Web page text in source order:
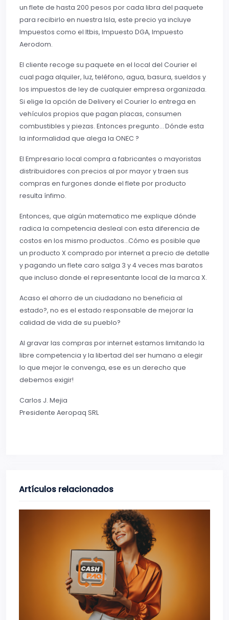
un flete de hasta 200 pesos por cada libra del paquete
para recibirlo en nuestra Isla, este precio ya incluye
Impuestos como el Itbis, Impuesto DGA, Impuesto
Aerodom.
El cliente recoge su paquete en el local del Courier el
cual paga alquiler, luz, teléfono, agua, basura, sueldos y
los impuestos de ley de cualquier empresa organizada.
Si elige la opción de Delivery el Courier lo entrega en
vehículos propios que pagan placas, consumen
combustibles y piezas. Entonces pregunto… Dónde esta
la informalidad que alega la ONEC ?
El Empresario local compra a fabricantes o mayoristas
distribuidores con precios al por mayor y traen sus
compras en furgones donde el flete por producto
resulta ínfimo.
Entonces, que algún matematico me explique dónde
radica la competencia desleal con esta diferencia de
costos en los mismo productos…Cómo es posible que
un producto X comprado por internet a precio de detalle
y pagando un flete caro salga 3 y 4 veces mas baratos
que incluso donde el representante local de la marca X.
Acaso el ahorro de un ciudadano no beneficia al
estado?, no es el estado responsable de mejorar la
calidad de vida de su pueblo?
Al gravar las compras por internet estamos limitando la
libre competencia y la libertad del ser humano a elegir
lo que mejor le convenga, ese es un derecho que
debemos exigir!
Carlos J. Mejia
Presidente Aeropaq SRL
Artículos relacionados